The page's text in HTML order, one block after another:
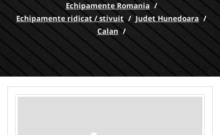
Echipamente Romania /
Echipamente ridicat / stivuit / Judet Hunedoara /
Calan /